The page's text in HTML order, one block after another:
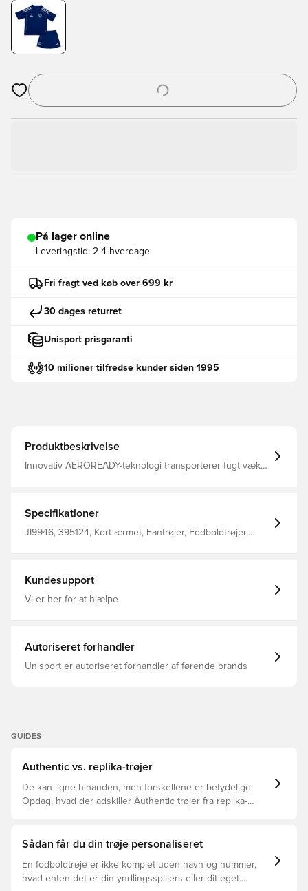
Åbner en Modal til at logge ind eller tilmelde dig som medlem
På lager online
Leveringstid: 2-4 hverdage
Fri fragt ved køb over 699 kr
30 dages returret
Unisport prisgaranti
10 milioner tilfredse kunder siden 1995
Produktbeskrivelse
Innovativ AEROREADY-teknologi transporterer fugt væk
Specifikationer
JI9946, 395124, Kort ærmet, Fantrøjer, Fodboldtrøjer,
Kundesupport
Vi er her for at hjælpe
Autoriseret forhandler
Unisport er autoriseret forhandler af førende brands
GUIDES
Authentic vs. replika-trøjer
De kan ligne hinanden, men forskellene er betydelige.
Opdag, hvad der adskiller Authentic trøjer fra replika-
Sådan får du din trøje personaliseret
En fodboldtrøje er ikke komplet uden navn og nummer,
hvad enten det er din yndlingsspillers eller dit eget.